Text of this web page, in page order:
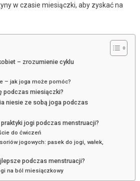
w czasie miesiączki, aby zyskać na
– zrozumienie cyklu
– jak joga może pomóc?
podczas miesiączki?
niesie ze sobą joga podczas
jogi podczas menstruacji?
do ćwiczeń
jogowych: pasek do jogi, wałek,
podczas menstruacji?
na ból miesiączkowy